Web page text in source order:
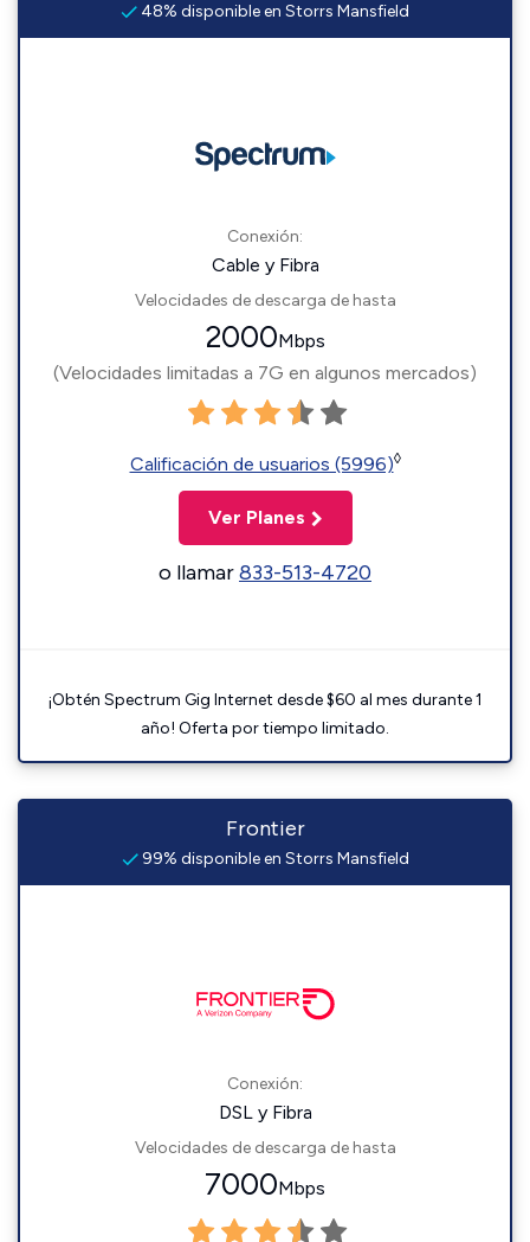
48% disponible en Storrs Mansfield
Conexión:
Cable y Fibra
Velocidades de descarga de hasta
2000Mbps
(Velocidades limitadas a 7G en algunos mercados)
Calificación de usuarios (5996)◊
Ver Planes
o llamar833-513-4720
¡Obtén Spectrum Gig Internet desde $60 al mes durante 1
año! Oferta por tiempo limitado.
Frontier
99% disponible en Storrs Mansfield
Conexión:
DSL y Fibra
Velocidades de descarga de hasta
7000Mbps